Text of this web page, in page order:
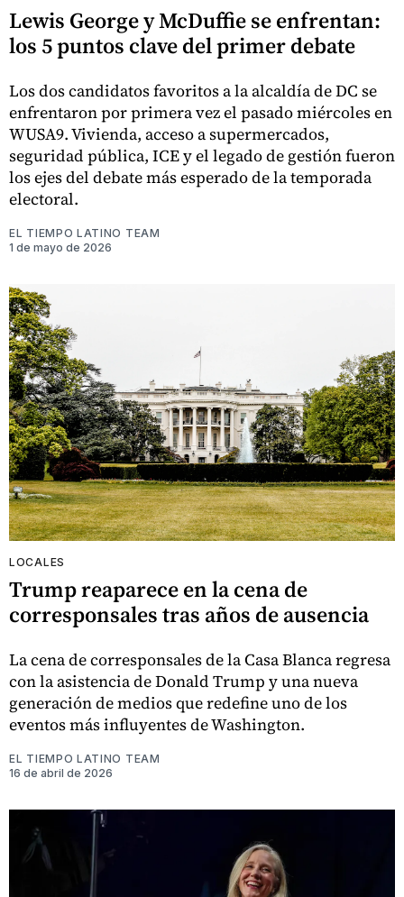
Lewis George y McDuffie se enfrentan:
los 5 puntos clave del primer debate
Los dos candidatos favoritos a la alcaldía de DC se
enfrentaron por primera vez el pasado miércoles en
WUSA9. Vivienda, acceso a supermercados,
seguridad pública, ICE y el legado de gestión fueron
los ejes del debate más esperado de la temporada
electoral.
EL TIEMPO LATINO TEAM
1 de mayo de 2026
LOCALES
Trump reaparece en la cena de
corresponsales tras años de ausencia
La cena de corresponsales de la Casa Blanca regresa
con la asistencia de Donald Trump y una nueva
generación de medios que redefine uno de los
eventos más influyentes de Washington.
EL TIEMPO LATINO TEAM
16 de abril de 2026